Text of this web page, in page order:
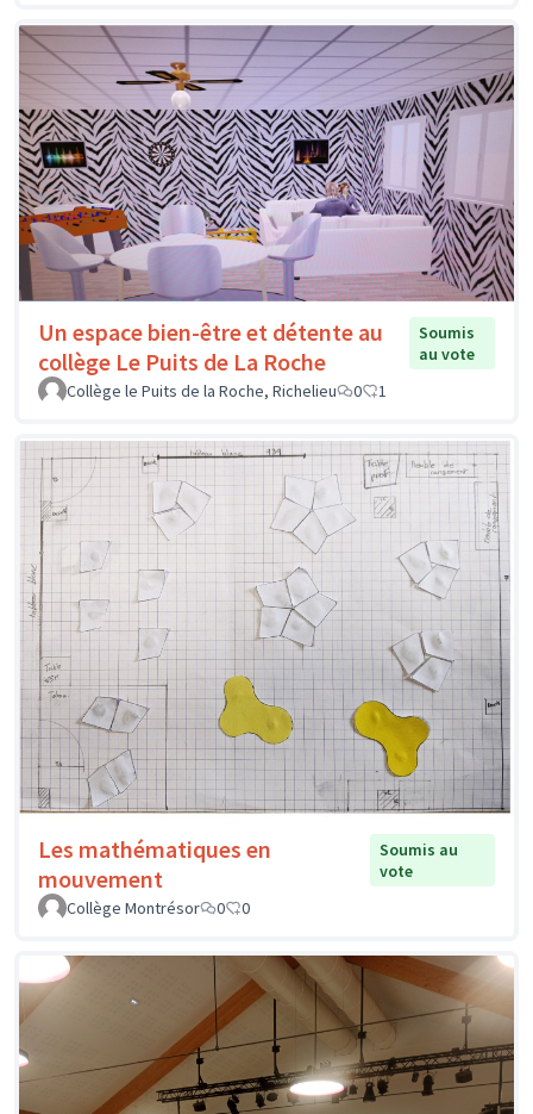
Un espace bien-être et détente au
collège Le Puits de La Roche
Soumis
au vote
Collège le Puits de la Roche, Richelieu
0 1
Les mathématiques en
mouvement
Soumis au
vote
Collège Montrésor
0 0